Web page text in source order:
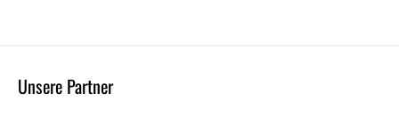
Unsere Partner